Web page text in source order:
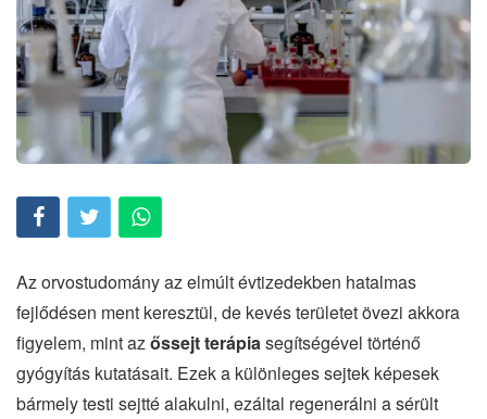
Az orvostudomány az elmúlt évtizedekben hatalmas
fejlődésen ment keresztül, de kevés területet övezi akkora
figyelem, mint azőssejt terápiasegítségével történő
gyógyítás kutatásait. Ezek a különleges sejtek képesek
bármely testi sejtté alakulni, ezáltal regenerálni a sérült